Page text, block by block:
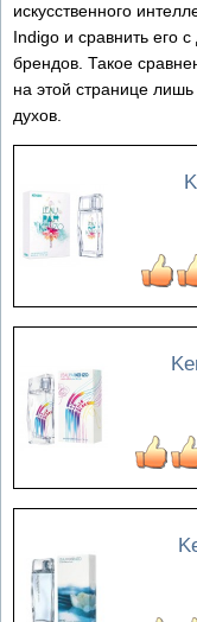
искусственного
Indigo и сравнить его
брендов. Такое
на этой странице лишь
духов.